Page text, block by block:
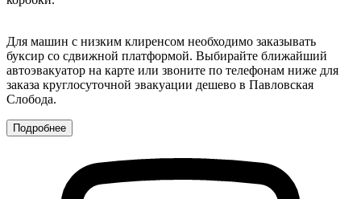
Для машин с низким клиренсом необходимо заказывать
буксир со сдвижной платформой. Выбирайте ближайший
автоэвакуатор на карте или звоните по телефонам ниже для
заказа круглосуточной эвакуации дешево в Павловская
Слобода.
Подробнее